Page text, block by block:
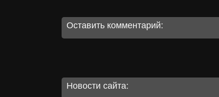
Оставить комментарий:
Новости сайта: